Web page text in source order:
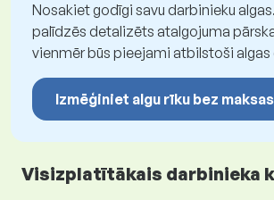
Nosakiet godīgi savu darbinieku
palīdzēs detalizēts atalgojuma
vienmēr būs pieejami atbilstoši algas
Izmēģiniet algu rīku bez maksas
Visizplatītākais darbinieka